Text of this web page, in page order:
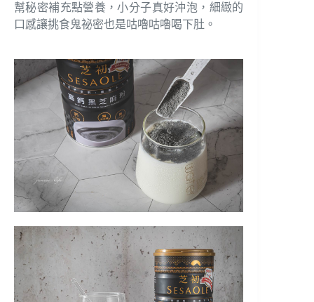
幫秘密補充點營養，小分子真好沖泡，細緻的
口感讓挑食鬼祕密也是咕嚕咕嚕喝下肚。